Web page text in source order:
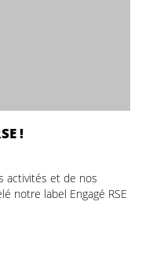
!
activités et de nos
notre label Engagé RSE